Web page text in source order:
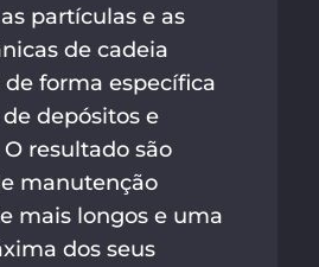
partículas e as
de cadeia
forma específica
depósitos e
resultado são
manutenção
mais longos e uma
dos seus